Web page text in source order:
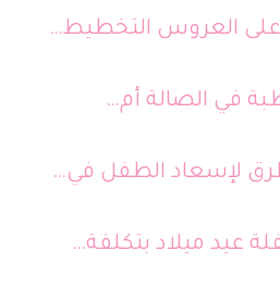
العروس التخطيط…
في الصالة أم…
لإسعاد الطفل في…
عيد ميلاد بتكلفة…